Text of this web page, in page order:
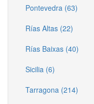
Pontevedra (63)
Rías Altas (22)
Rías Baixas (40)
Sicilia (6)
Tarragona (214)